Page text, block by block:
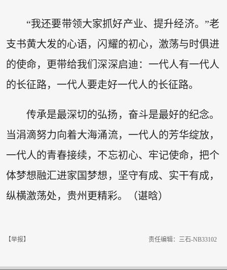
“我还要带领大家抓好产业、提升经济。”老
支书黄大发的心语，闪耀的初心，激荡与时俱进
的使命，更带给我们深深启迪：一代人有一代人
的长征路，一代人要走好一代人的长征路。
传承是最深切的弘扬，奋斗是最好的纪念。
当涓滴努力向着大海涌流，一代人的芳华绽放，
一代人的青春接续，不忘初心、牢记使命，把个
体梦想融汇进家国梦想，坚守有成、实干有成，
纵横激荡处，贵州更精彩。（谌晗）
【举报】 责任编辑：三石-NB33102